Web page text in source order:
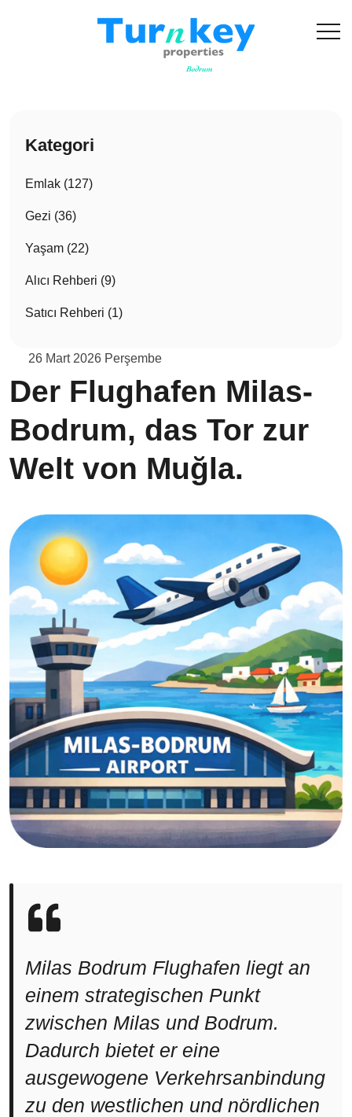
Kategori
Emlak (127)
Gezi (36)
Yaşam (22)
Alıcı Rehberi (9)
Satıcı Rehberi (1)
26 Mart 2026 Perşembe
Der Flughafen Milas-
Bodrum, das Tor zur
Welt von Muğla.
Milas Bodrum Flughafen liegt an
einem strategischen Punkt
zwischen Milas und Bodrum.
Dadurch bietet er eine
ausgewogene Verkehrsanbindung
zu den westlichen und nördlichen